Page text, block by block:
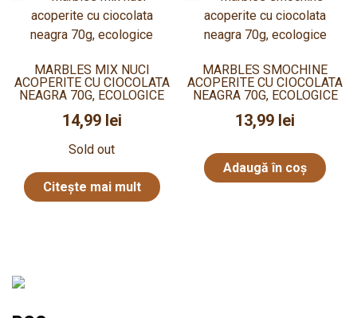
MARBLES MIX NUCI
ACOPERITE CU CIOCOLATA
NEAGRA 70G, ECOLOGICE
14,99 lei
Sold out
Citește mai mult
MARBLES SMOCHINE
ACOPERITE CU CIOCOLATA
NEAGRA 70G, ECOLOGICE
13,99 lei
Adaugă în coș